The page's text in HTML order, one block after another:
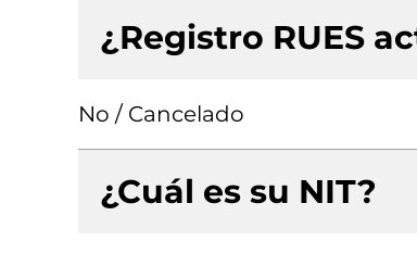
¿Registro RUES
No / Cancelado
¿Cuál es su NIT?